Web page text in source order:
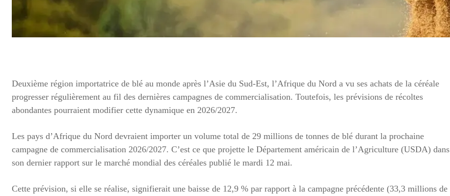
Deuxième région importatrice de blé au monde après l’Asie du Sud‑Est, l’Afrique du Nord a vu ses achats de la céréale
progresser régulièrement au fil des dernières campagnes de commercialisation. Toutefois, les prévisions de récoltes
abondantes pourraient modifier cette dynamique en 2026/2027.
Les pays d’Afrique du Nord devraient importer un volume total de 29 millions de tonnes de blé durant la prochaine
campagne de commercialisation 2026/2027. C’est ce que projette le Département américain de l’Agriculture (USDA) dans
son dernier rapport sur le marché mondial des céréales publié le mardi 12 mai.
Cette prévision, si elle se réalise, signifierait une baisse de 12,9 % par rapport à la campagne précédente (33,3 millions de